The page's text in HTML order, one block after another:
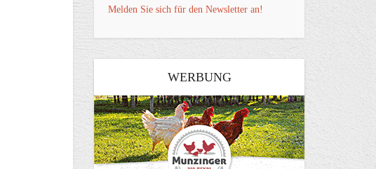
Melden Sie sich für den Newsletter an!
WERBUNG